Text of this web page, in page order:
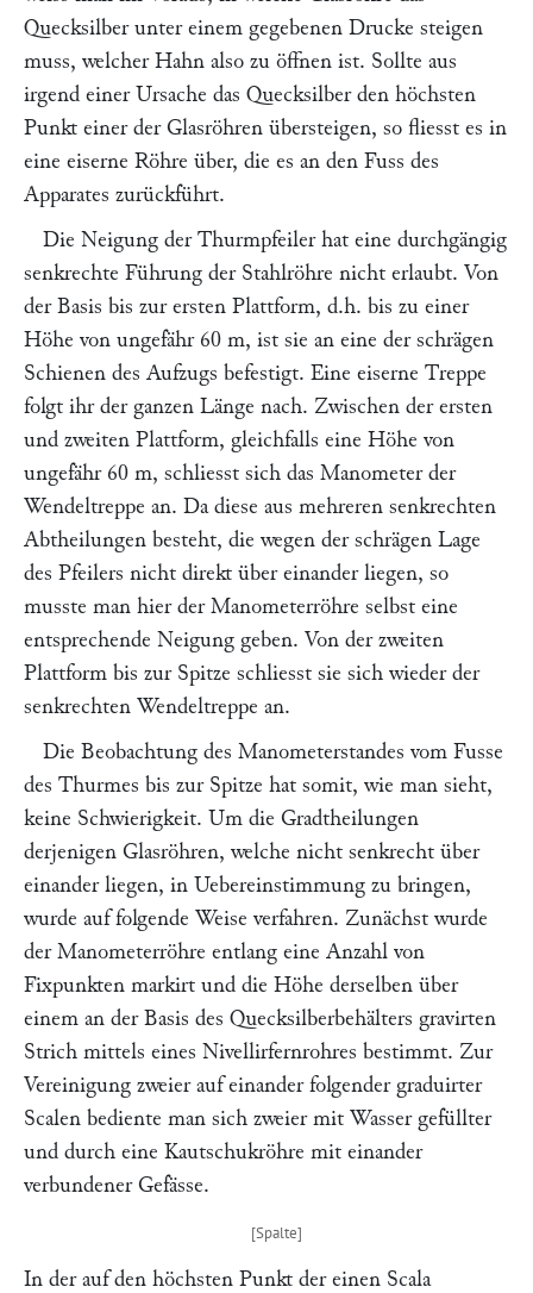
Quecksilber unter einem gegebenen Drucke steigen
muss, welcher Hahn also zu öffnen ist. Sollte aus
irgend einer Ursache das Quecksilber den höchsten
Punkt einer der Glasröhren übersteigen, so fliesst es in
eine eiserne Röhre über, die es an den Fuss des
Apparates zurückführt.
Die Neigung der Thurmpfeiler hat eine durchgängig
senkrechte Führung der Stahlröhre nicht erlaubt. Von
der Basis bis zur ersten Plattform, d.h. bis zu einer
Höhe von ungefähr 60 m, ist sie an eine der schrägen
Schienen des Aufzugs befestigt. Eine eiserne Treppe
folgt ihr der ganzen Länge nach. Zwischen der ersten
und zweiten Plattform, gleichfalls eine Höhe von
ungefähr 60 m, schliesst sich das Manometer der
Wendeltreppe an. Da diese aus mehreren senkrechten
Abtheilungen besteht, die wegen der schrägen Lage
des Pfeilers nicht direkt über einander liegen, so
musste man hier der Manometerröhre selbst eine
entsprechende Neigung geben. Von der zweiten
Plattform bis zur Spitze schliesst sie sich wieder der
senkrechten Wendeltreppe an.
Die Beobachtung des Manometerstandes vom Fusse
des Thurmes bis zur Spitze hat somit, wie man sieht,
keine Schwierigkeit. Um die Gradtheilungen
derjenigen Glasröhren, welche nicht senkrecht über
einander liegen, in Uebereinstimmung zu bringen,
wurde auf folgende Weise verfahren. Zunächst wurde
der Manometerröhre entlang eine Anzahl von
Fixpunkten markirt und die Höhe derselben über
einem an der Basis des Quecksilberbehälters gravirten
Strich mittels eines Nivellirfernrohres bestimmt. Zur
Vereinigung zweier auf einander folgender graduirter
Scalen bediente man sich zweier mit Wasser gefüllter
und durch eine Kautschukröhre mit einander
verbundener Gefässe.
In der auf den höchsten Punkt der einen Scala